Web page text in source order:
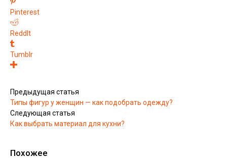
Pinterest
ReddIt
Tumblr
Предыдущая статья
Типы фигур у женщин — как подобрать одежду?
Следующая статья
Как выбрать материал для кухни?
Похожее